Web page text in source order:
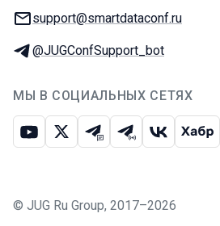
E-mail:
support@smartdataconf.ru
Телеграм:
@JUGConfSupport_bot
МЫ В СОЦИАЛЬНЫХ СЕТЯХ
ЮтубИкс Телеграм-чат
Телеграм-канал
ВКонтакте
Хабр
© JUG Ru Group, 2017–2026